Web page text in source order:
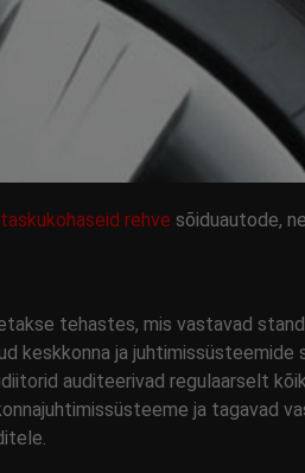
rehve sõiduautode,
tehastes, mis vastavad
keskkonna ja juhtimissüsteemide
auditeerivad regulaarselt
ja tagavad